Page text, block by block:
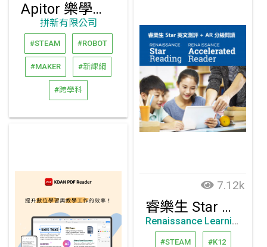
Apitor 樂學程式積木
拼新有限公司
#STEAM #ROBOT
#MAKER #新課綱
#跨學科
7.12k
睿樂生 Star 英文閲讀測評 + AR 分級閲讀
Renaissance Learning
#STEAM #K12